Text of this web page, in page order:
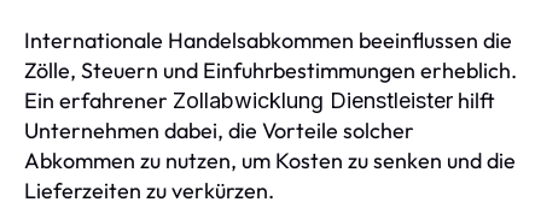
Internationale Handelsabkommen beeinflussen die
Zölle, Steuern und Einfuhrbestimmungen erheblich.
Ein erfahrener Zollabwicklung Dienstleister hilft
Unternehmen dabei, die Vorteile solcher
Abkommen zu nutzen, um Kosten zu senken und die
Lieferzeiten zu verkürzen.